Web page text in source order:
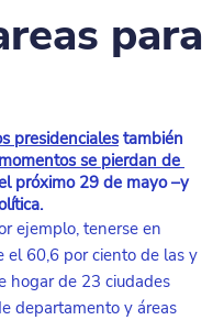
para
presidenciales también
se pierdan de
próximo 29 de mayo –y
ejemplo, tenerse en
el 60,6 por ciento de las y
hogar de 23 ciudades
departamento y áreas